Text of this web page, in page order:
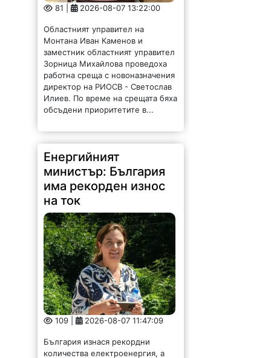
81 | 2026-08-07 13:22:00
Областният управител на
Монтана Иван Каменов и
заместник областният управител
Зорница Михайлова проведоха
работна среща с новоназначения
директор на РИОСВ - Светослав
Илиев. По време на срещата бяха
обсъдени приоритетите в...
Енергийният
министър: България
има рекорден износ
на ток
109 | 2026-08-07 11:47:09
България изнася рекордни
количества електроенергия, а